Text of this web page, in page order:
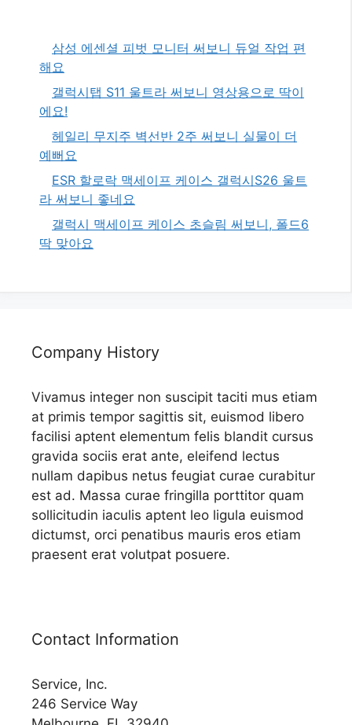
삼성 에센셜 피벗 모니터 써보니 듀얼 작업 편
해요
갤럭시탭 S11 울트라 써보니 영상용으로 딱이
에요!
헤일리 무지주 벽선반 2주 써보니 실물이 더
예뻐요
ESR 할로락 맥세이프 케이스 갤럭시S26 울트
라 써보니 좋네요
갤럭시 맥세이프 케이스 초슬림 써보니, 폴드6
딱 맞아요
Company History
Vivamus integer non suscipit taciti mus etiam
at primis tempor sagittis sit, euismod libero
facilisi aptent elementum felis blandit cursus
gravida sociis erat ante, eleifend lectus
nullam dapibus netus feugiat curae curabitur
est ad. Massa curae fringilla porttitor quam
sollicitudin iaculis aptent leo ligula euismod
dictumst, orci penatibus mauris eros etiam
praesent erat volutpat posuere.
Contact Information
Service, Inc.
246 Service Way